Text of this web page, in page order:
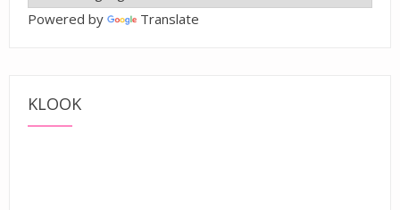
Powered by Translate
KLOOK